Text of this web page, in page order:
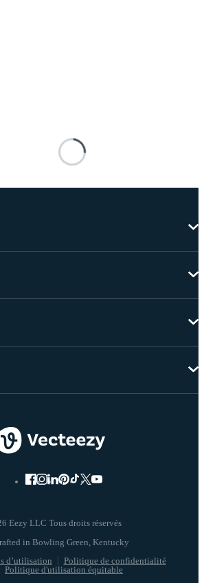
Eezy LLC Tous droits réservés
d’utilisation
Politique de confidentialité
Politique d'utilisation équitable